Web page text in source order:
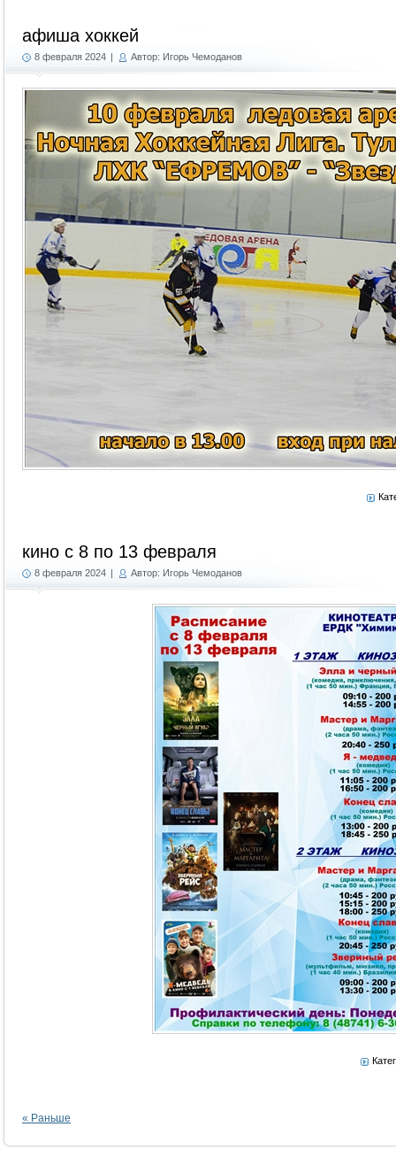
афиша хоккей
8 февраля 2024 | Автор: Игорь Чемоданов
кино с 8 по 13 февраля
8 февраля 2024 | Автор: Игорь Чемоданов
« Раньше